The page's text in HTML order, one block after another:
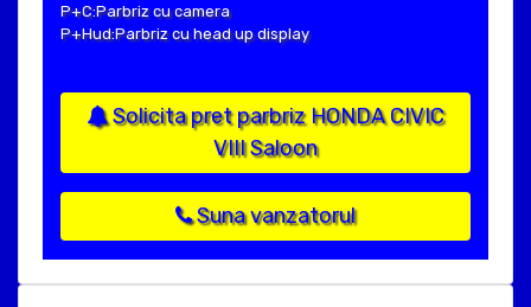
P+C:Parbriz cu camera
P+Hud:Parbriz cu head up display
Solicita pret parbriz HONDA CIVIC
VIII Saloon
Suna vanzatorul